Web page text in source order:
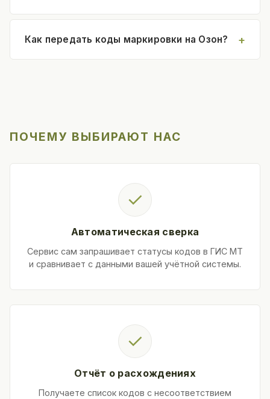
Как передать коды маркировки на Озон?
ПОЧЕМУ ВЫБИРАЮТ НАС
✓
Автоматическая сверка
Сервис сам запрашивает статусы кодов в ГИС МТ
и сравнивает с данными вашей учётной системы.
✓
Отчёт о расхождениях
Получаете список кодов с несоответствием